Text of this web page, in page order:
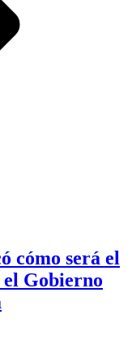
cómo será el
Gobierno